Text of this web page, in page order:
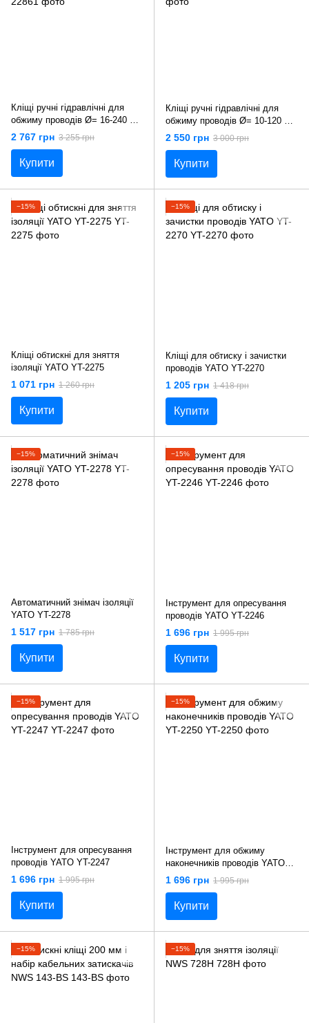
Кліщі ручні гідравлічні для
обжиму проводів Ø= 16-240 мм
YATO YT-22861
2 767 грн 3 255 грн
Купити
Кліщі ручні гідравлічні для
обжиму проводів Ø= 10-120 мм
YATO YT-22860
2 550 грн 3 000 грн
Купити
−15%
Кліщі обтискні для зняття
ізоляції YATO YT-2275
1 071 грн 1 260 грн
Купити
−15%
Кліщі для обтиску і зачистки
проводів YATO YT-2270
1 205 грн 1 418 грн
Купити
−15%
Автоматичний знімач ізоляції
YATO YT-2278
1 517 грн 1 785 грн
Купити
−15%
Інструмент для опресування
проводів YATO YT-2246
1 696 грн 1 995 грн
Купити
−15%
Інструмент для опресування
проводів YATO YT-2247
1 696 грн 1 995 грн
Купити
−15%
Інструмент для обжиму
наконечників проводів YATO
YT-2250
1 696 грн 1 995 грн
Купити
−15% −15%